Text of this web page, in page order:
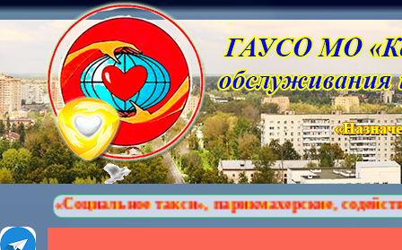
такси», парикмахерские, содействие в